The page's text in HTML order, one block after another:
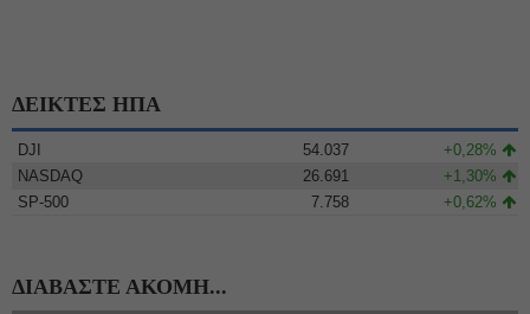
ΔΕΙΚΤΕΣ ΗΠΑ
DJI 54.037
+0,28%
NASDAQ
26.691
+1,30%
SP-500
7.758 +0,62%
ΔΙΑΒΑΣΤΕ ΑΚΟΜΗ...